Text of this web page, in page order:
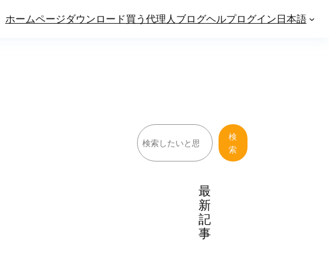
ホームページダウンロード買う 代理人 ブログヘルプログイン日本語
検
索
検
索
最
新
記
事